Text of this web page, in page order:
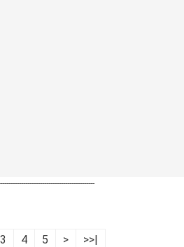
3 4 5 > >>|